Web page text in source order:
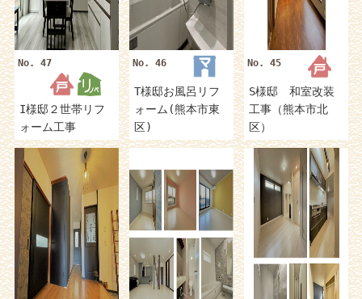
No. 47
I様邸２世帯リフ
ォーム工事
No. 46
T様邸お風呂リフ
ォーム(熊本市東
区)
No. 45
S様邸 和室改装
工事（熊本市北
区）